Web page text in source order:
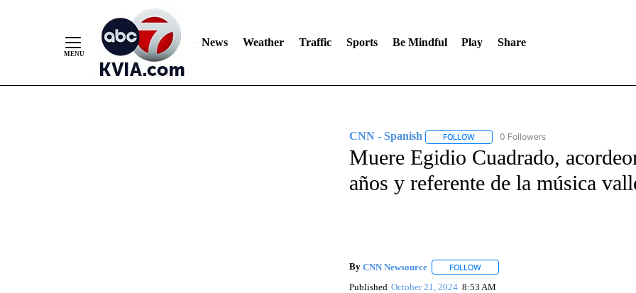
News Weather Traffic Sports Be Mindful Play Share
CNN - Spanish FOLLOWFOLLOW "CNN - SPANISH" TO RECEIVE
0 Followers
Muere Egidio Cuadrado,
años y referente de la música
By CNN Newsource FOLLOWFOLLOW "" TO RECEIVE NOTIFICATIONS
Published October 21, 2024 8:53 AM